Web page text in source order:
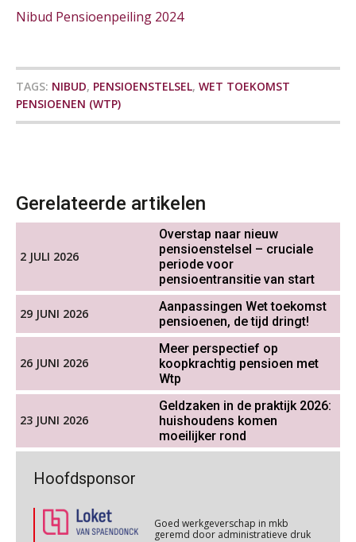
Nibud Pensioenpeiling 2024
TAGS: NIBUD, PENSIOENSTELSEL, WET TOEKOMST
PENSIOENEN (WTP)
Gerelateerde artikelen
2 JULI 2026
Overstap naar nieuw
pensioenstelsel – cruciale
periode voor
pensioentransitie van start
29 JUNI 2026
Aanpassingen Wet toekomst
pensioenen, de tijd dringt!
26 JUNI 2026
Meer perspectief op
koopkrachtig pensioen met
Wtp
23 JUNI 2026
Geldzaken in de praktijk 2026:
huishoudens komen
moeilijker rond
Hoofdsponsor
Goed werkgeverschap in mkb
geremd door administratieve druk
projectadministratie
De impact van AI op de
voor?
Werkdruk drempel voor
verlofopname, duurzame
vakantiedagen
Aanpassingen Wet toekomst
pensioenen, de tijd dringt!
Wie alles ziet, draagt alles: de
ongemakkelijke positie van payroll
De kracht van complimenten op de
werkvloer
05
OKT
Online cursus Groene arbeidsvoorwaarden en de gevolgen voor de loonheffingen
MOCuitgevers
06
Cursus WAZO – verlofvormen
MOCuitgevers
06
OKT
Online training Power Query voor HR en salarisadministrateurs
MOCuitgevers
OKT
Online cursus Internationaal thuiswerken en vaste inrichting na 2025 OESO modelverdrag update
MOCuitgevers
07
Cursus Van salarisadministrateur naar beloningsadviseur (verdieping)
MOCuitgevers
08